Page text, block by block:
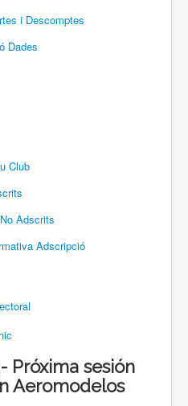
i Descomptes
Dades
Club
Adscrits
Adscripció
Próxima sesión
Aeromodelos